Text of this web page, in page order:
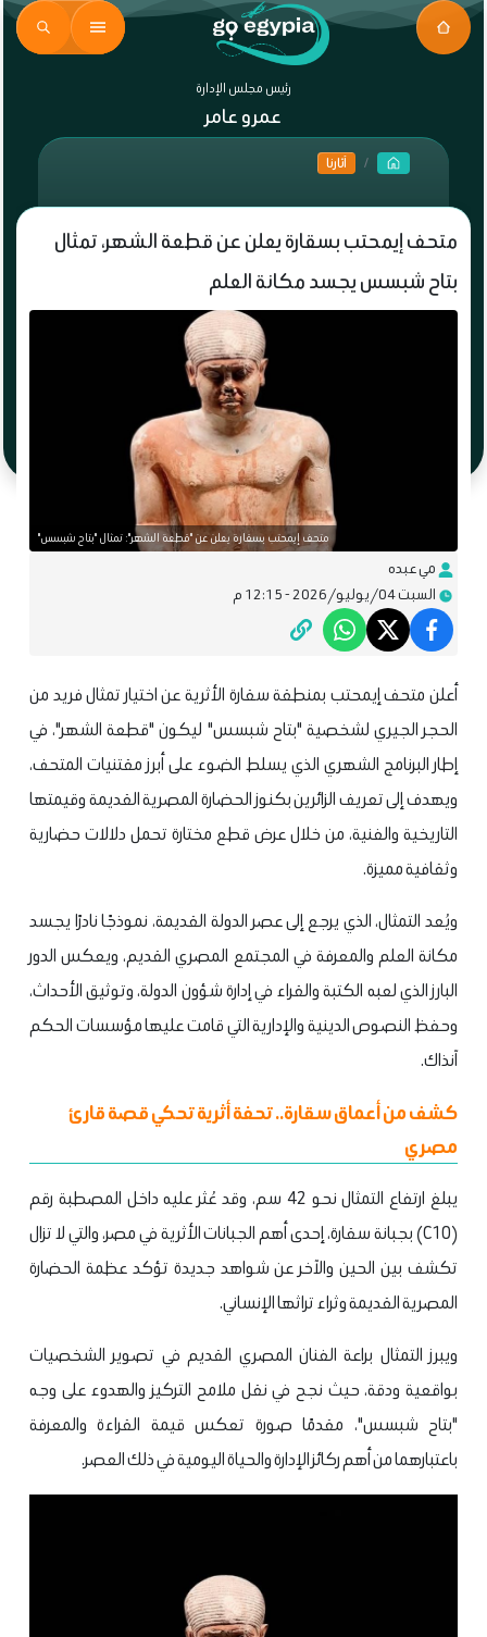
رئيس مجلس الإدارة
عمرو عامر
آثارنا
متحف إيمحتب بسقارة يعلن عن قطعة الشهر، تمثال
بتاح شبسس يجسد مكانة العلم
متحف إيمحتب بسقارة يعلن عن "قطعة الشهر": تمثال "بتاح شبسس"
مي عبده
السبت 04/يوليو/2026 - 12:15 م
أعلن متحف إيمحتب بمنطقة سقارة الأثرية عن اختيار تمثال فريد من
الحجر الجيري لشخصية "بتاح شبسس" ليكون "قطعة الشهر"، في
إطار البرنامج الشهري الذي يسلط الضوء على أبرز مقتنيات المتحف،
ويهدف إلى تعريف الزائرين بكنوز الحضارة المصرية القديمة وقيمتها
التاريخية والفنية، من خلال عرض قطع مختارة تحمل دلالات حضارية
وثقافية مميزة.
ويُعد التمثال، الذي يرجع إلى عصر الدولة القديمة، نموذجًا نادرًا يجسد
مكانة العلم والمعرفة في المجتمع المصري القديم، ويعكس الدور
البارز الذي لعبه الكتبة والقراء في إدارة شؤون الدولة، وتوثيق الأحداث،
وحفظ النصوص الدينية والإدارية التي قامت عليها مؤسسات الحكم
آنذاك.
كشف من أعماق سقارة.. تحفة أثرية تحكي قصة قارئ
مصري
يبلغ ارتفاع التمثال نحو 42 سم، وقد عُثر عليه داخل المصطبة رقم
(C10) بجبانة سقارة، إحدى أهم الجبانات الأثرية في مصر، والتي لا تزال
تكشف بين الحين والآخر عن شواهد جديدة تؤكد عظمة الحضارة
المصرية القديمة وثراء تراثها الإنساني.
ويبرز التمثال براعة الفنان المصري القديم في تصوير الشخصيات
بواقعية ودقة، حيث نجح في نقل ملامح التركيز والهدوء على وجه
"بتاح شبسس"، مقدمًا صورة تعكس قيمة القراءة والمعرفة
باعتبارهما من أهم ركائز الإدارة والحياة اليومية في ذلك العصر.